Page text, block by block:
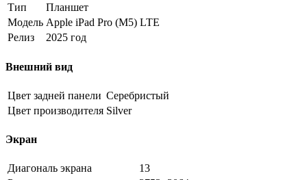
Тип
Планшет
Модель Apple iPad Pro (M5) LTE
Релиз
2025 год
Внешний вид
Цвет задней панели Серебристый
Цвет производителя Silver
Экран
Диагональ экрана
13